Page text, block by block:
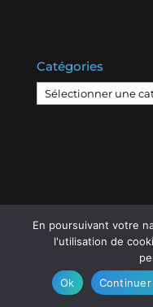
Catégories
Catégories
© Copyright808
Mentions Légales
privée –
En poursuivant votre
l'utilisation de
Ok